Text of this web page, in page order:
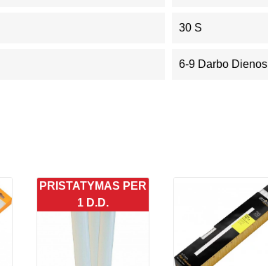
30 S
6-9 Darbo Dienos
PRISTATYMAS PER
1 D.D.